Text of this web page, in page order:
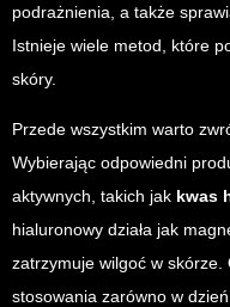
podrażnienia, a także
Istnieje wiele metod, które
skóry.
Przede wszystkim warto
Wybierając odpowiedni
aktywnych, takich jak kwas
hialuronowy działa jak
zatrzymuje wilgoć w skórze.
stosowania zarówno w